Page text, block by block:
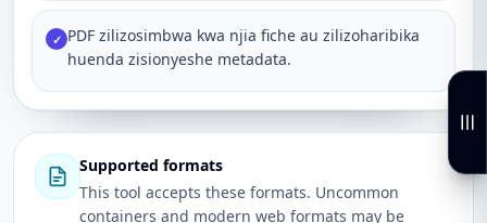
✓ PDF zilizosimbwa kwa njia fiche au zilizoharibika
huenda zisionyeshe metadata.
Supported formats
This tool accepts these formats. Uncommon
containers and modern web formats may be